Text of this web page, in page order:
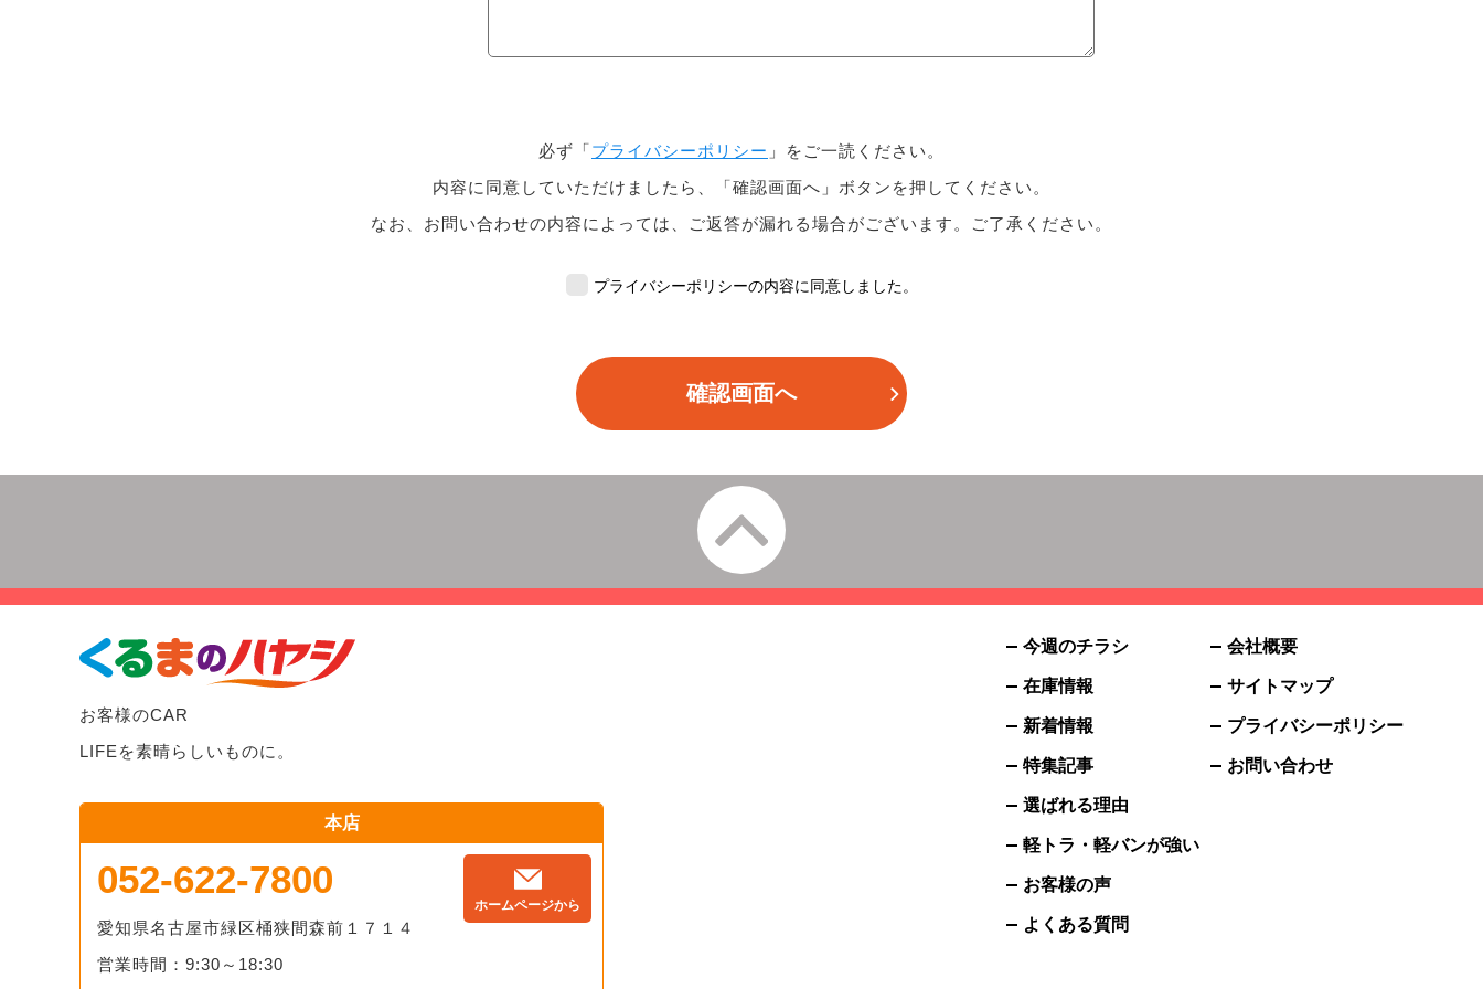
必ず「プライバシーポリシー 」をご一読ください。
内容に同意していただけましたら、「確認画面へ」ボタンを押してください。
なお、お問い合わせの内容によっては、ご返答が漏れる場合がございます。ご了承ください。
プライバシーポリシーの内容に同意しました。
お客様のCAR
LIFEを素晴らしいものに。
本店
052-622-7800
愛知県名古屋市緑区桶狭間森前１７１４
営業時間：9:30～18:30
ホームページから
今週のチラシ
在庫情報
新着情報
特集記事
選ばれる理由
軽トラ・軽バンが強い
お客様の声
よくある質問
会社概要
サイトマップ
プライバシーポリシー
お問い合わせ